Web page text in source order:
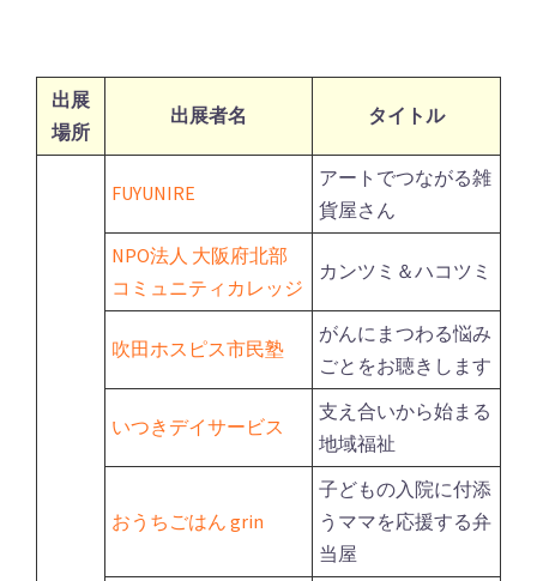
出展
場所
出展者名 タイトル
FUYUNIRE
アートでつながる雑
貨屋さん
NPO法人 大阪府北部
コミュニティカレッジ
カンツミ＆ハコツミ
吹田ホスピス市民塾
がんにまつわる悩み
ごとをお聴きします
いつきデイサービス
支え合いから始まる
地域福祉
おうちごはん grin
子どもの入院に付添
うママを応援する弁
当屋